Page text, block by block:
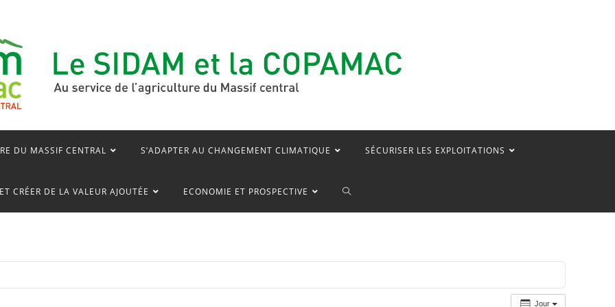
DU MASSIF CENTRAL S’ADAPTER AU CHANGEMENT CLIMATIQUE SÉCURISER LES EXPLOITATIONS
CRÉER DE LA VALEUR AJOUTÉE ECONOMIE ET PROSPECTIVE TOGGLE
Jour